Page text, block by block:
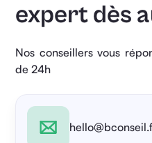
expert dès
Nos conseillers vous
de 24h